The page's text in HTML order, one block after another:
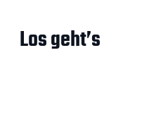
Los geht’s